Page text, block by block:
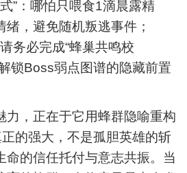
”：哪怕只喂食1滴晨露精
，避免随机叛逃事件；
务必完成“蜂巢共鸣校
锁Boss弱点图谱的隐藏前置
力，正在于它用蜂群隐喻重构
正的强大，不是孤胆英雄的斩
命的信任托付与意志共振。当